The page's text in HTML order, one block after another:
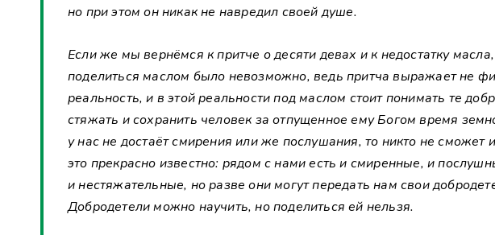
но при этом он никак не навредил своей душе.
Если же мы вернёмся к притче о десяти девах и к недостатку
поделиться маслом было невозможно, ведь притча выражает не
реальность, и в этой реальности под маслом стоит понимать те
стяжать и сохранить человек за отпущенное ему Богом время
у нас не достаёт смирения или же послушания, то никто не
это прекрасно известно: рядом с нами есть и смиренные, и
и нестяжательные, но разве они могут передать нам свои
Добродетели можно научить, но поделиться ей нельзя.